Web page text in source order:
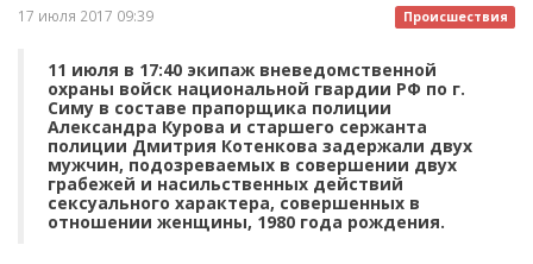
Происшествия
17 июля 2017 09:39
11 июля в 17:40 экипаж вневедомственной
охраны войск национальной гвардии РФ по г.
Симу в составе прапорщика полиции
Александра Курова и старшего сержанта
полиции Дмитрия Котенкова задержали двух
мужчин, подозреваемых в совершении двух
грабежей и насильственных действий
сексуального характера, совершенных в
отношении женщины, 1980 года рождения.